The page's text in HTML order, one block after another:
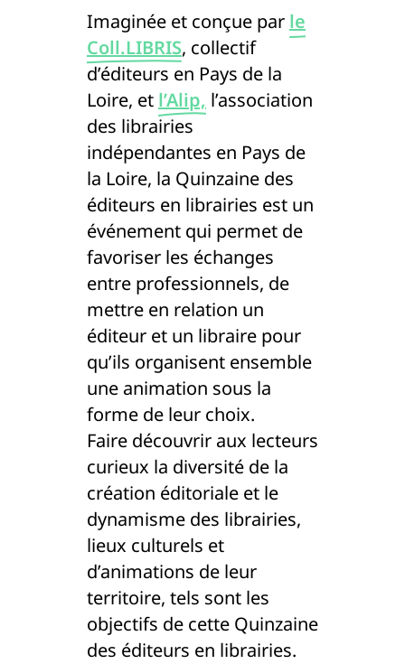
Imaginée et conçue par le
Coll.LIBRIS, collectif
d’éditeurs en Pays de la
Loire, et l’Alip, l’association
des librairies
indépendantes en Pays de
la Loire, la Quinzaine des
éditeurs en librairies est un
événement qui permet de
favoriser les échanges
entre professionnels, de
mettre en relation un
éditeur et un libraire pour
qu’ils organisent ensemble
une animation sous la
forme de leur choix.
Faire découvrir aux lecteurs
curieux la diversité de la
création éditoriale et le
dynamisme des librairies,
lieux culturels et
d’animations de leur
territoire, tels sont les
objectifs de cette Quinzaine
des éditeurs en librairies.